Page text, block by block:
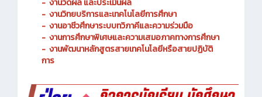
- งานพัฒนาหลักสูตรการจัดการเรียนรู้
- งานวัดผล และประเมินผล
- งานวิทยบริการและเทคโนโลยีการศึกษา
- งานอาชีวศึกษาระบบทวิภาคีและความร่วมมือ
- งานการศึกษาพิเศษและความเสมอภาคทางการศึกษา
- งานพัฒนาหลักสูตรสายเทคโนโลยีหรือสายปฏิบัติ